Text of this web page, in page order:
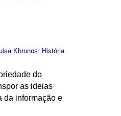
Khronos: História
do
as ideias
da informação e